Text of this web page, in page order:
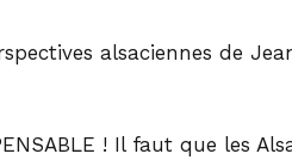
alsaciennes de
! Il faut que les